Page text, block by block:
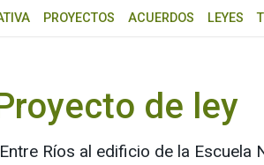
PROYECTOS ACUERDOS LEYES
de ley
Ríos al edificio de la Escuela